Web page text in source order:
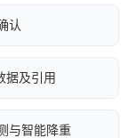
认
据及引用
与智能降重